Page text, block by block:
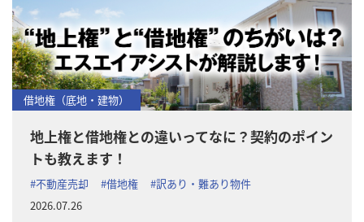
借地権（底地・建物）
地上権と借地権との違いってなに？契約のポイン
トも教えます！
#不動産売却 #借地権
#訳あり・難あり物件
2026.07.26